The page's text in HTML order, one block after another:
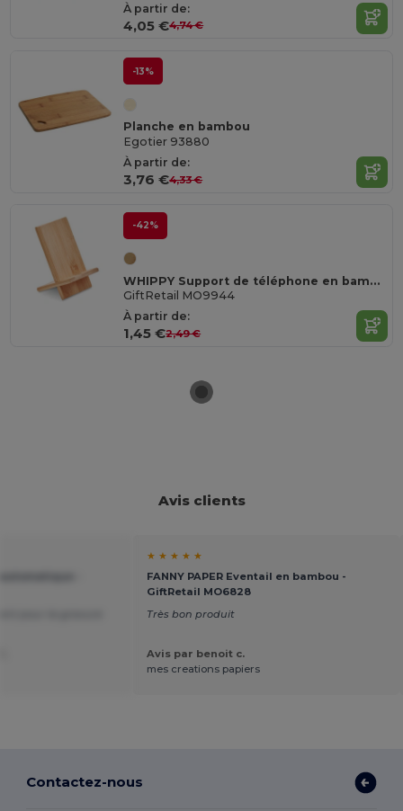
À partir de:
4,05 €4,74 €
-13%
Planche en bambou
Egotier 93880
À partir de:
3,76 €4,33 €
-42%
WHIPPY Support de téléphone en bambou
GiftRetail MO9944
À partir de:
1,45 €2,49 €
Avis clients
★ ★ ★ ★ ★
FANNY PAPER Eventail en bambou -
GiftRetail MO6828
Très bon produit
Avis par benoit c.
mes creations papiers
Contactez-nous